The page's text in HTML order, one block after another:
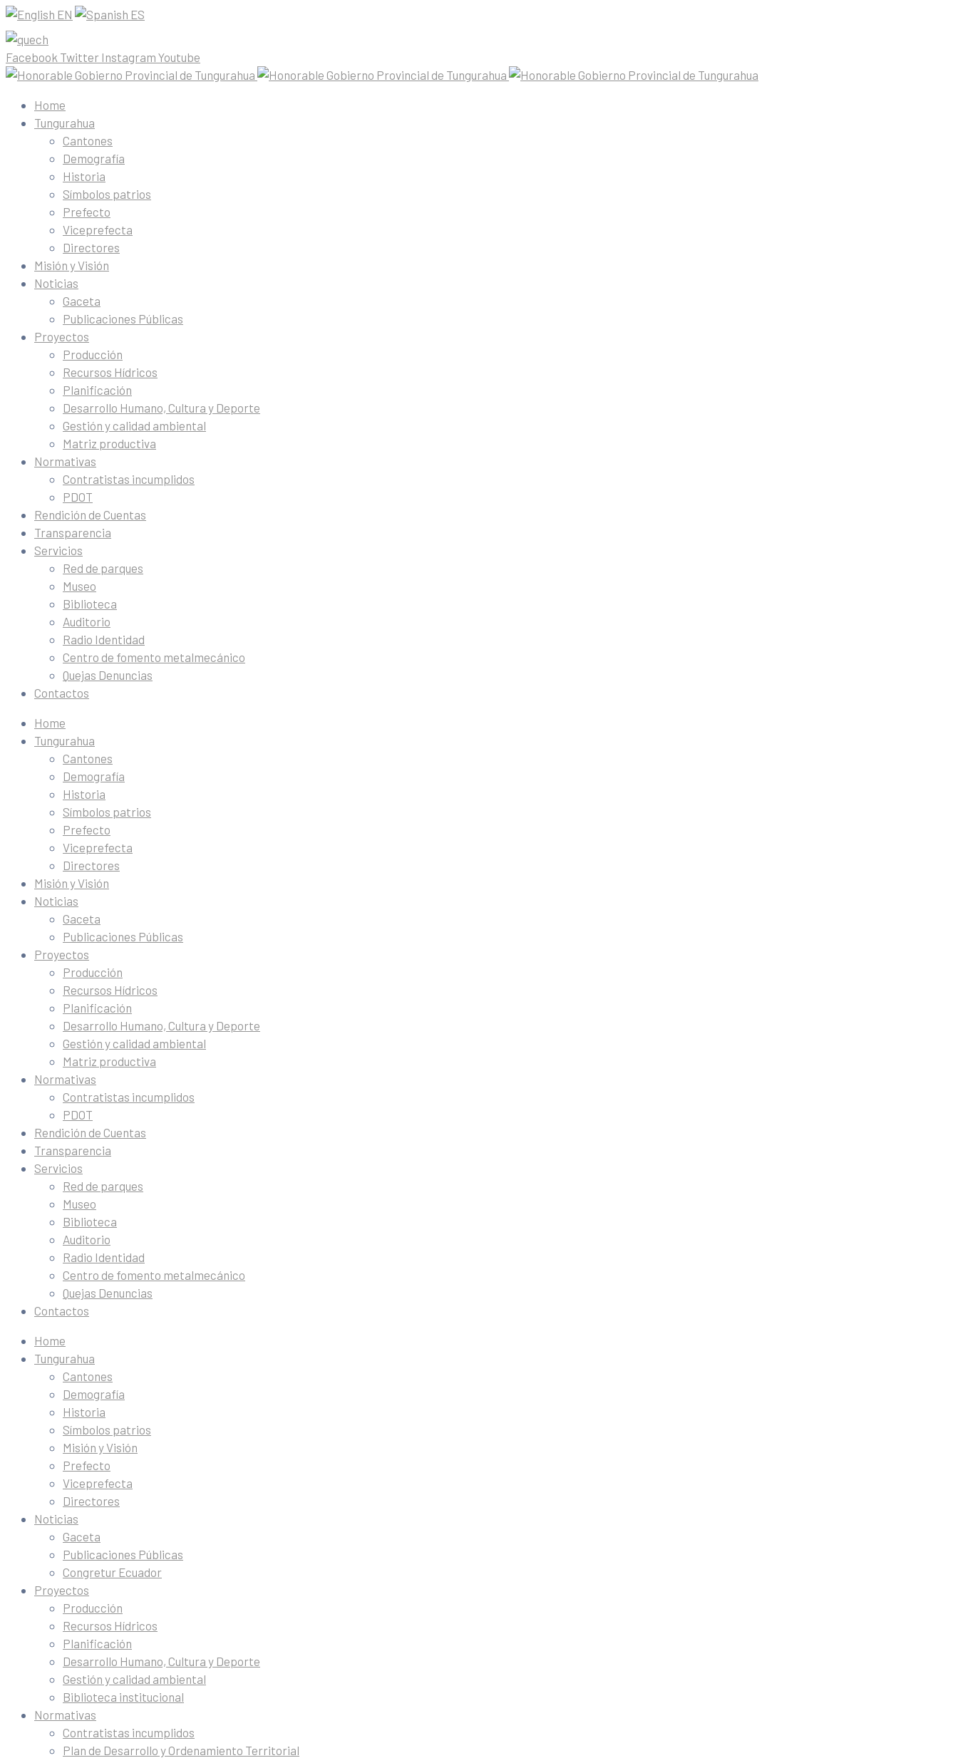
EN ES
Facebook Twitter Instagram Youtube
Home
Tungurahua
Cantones
Demografía
Historia
Símbolos patrios
Prefecto
Viceprefecta
Directores
Misión y Visión
Noticias
Gaceta
Publicaciones Públicas
Proyectos
Producción
Recursos Hídricos
Planificación
Desarrollo Humano, Cultura y Deporte
Gestión y calidad ambiental
Matriz productiva
Normativas
Contratistas incumplidos
PDOT
Rendición de Cuentas
Transparencia
Servicios
Red de parques
Museo
Biblioteca
Auditorio
Radio Identidad
Centro de fomento metalmecánico
Quejas Denuncias
Contactos
Home
Tungurahua
Cantones
Demografía
Historia
Símbolos patrios
Prefecto
Viceprefecta
Directores
Misión y Visión
Noticias
Gaceta
Publicaciones Públicas
Proyectos
Producción
Recursos Hídricos
Planificación
Desarrollo Humano, Cultura y Deporte
Gestión y calidad ambiental
Matriz productiva
Normativas
Contratistas incumplidos
PDOT
Rendición de Cuentas
Transparencia
Servicios
Red de parques
Museo
Biblioteca
Auditorio
Radio Identidad
Centro de fomento metalmecánico
Quejas Denuncias
Contactos
Home
Tungurahua
Cantones
Demografía
Historia
Símbolos patrios
Misión y Visión
Prefecto
Viceprefecta
Directores
Noticias
Gaceta
Publicaciones Públicas
Congretur Ecuador
Proyectos
Producción
Recursos Hídricos
Planificación
Desarrollo Humano, Cultura y Deporte
Gestión y calidad ambiental
Biblioteca institucional
Normativas
Contratistas incumplidos
Plan de Desarrollo y Ordenamiento Territorial